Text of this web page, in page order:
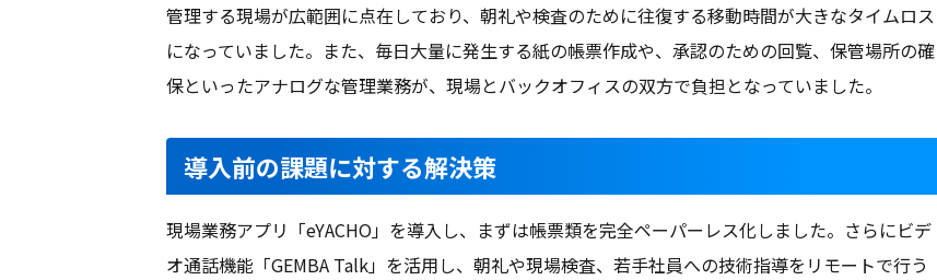
管理する現場が広範囲に点在しており、朝礼や検査のために往復する移動時間が大きなタイムロス
になっていました。また、毎日大量に発生する紙の帳票作成や、承認のための回覧、保管場所の確
保といったアナログな管理業務が、現場とバックオフィスの双方で負担となっていました。
導入前の課題に対する解決策
現場業務アプリ「eYACHO」を導入し、まずは帳票類を完全ペーパーレス化しました。さらにビデ
オ通話機能「GEMBA Talk」を活用し、朝礼や現場検査、若手社員への技術指導をリモートで行う